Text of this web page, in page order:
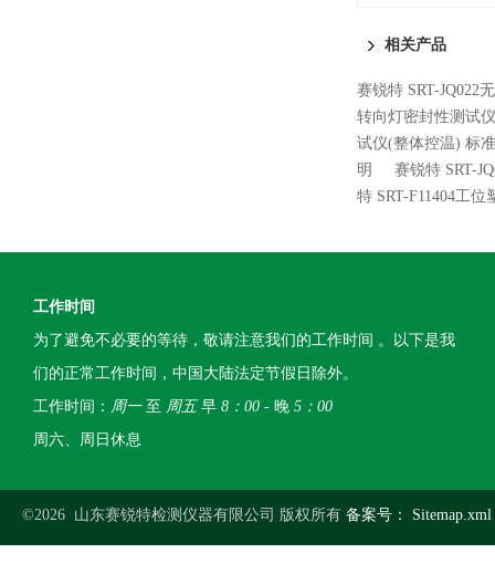
相关产品
赛锐特 SRT-JQ022
转向灯密封性测试
试仪(整体控温) 标准
明
赛锐特 SRT-
特 SRT-F11404工
工作时间
为了避免不必要的等待，敬请注意我们的工作时间 。以下是我
们的正常工作时间，中国大陆法定节假日除外。
工作时间： 周一至 周五早 8：00 - 晚 5：00
周六、周日休息
©2026 山东赛锐特检测仪器有限公司 版权所有 备案号： Sitemap.xml